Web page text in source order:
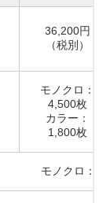
36,200円
（税別）
モノクロ：
4,500枚
カラー：
1,800枚
モノクロ：